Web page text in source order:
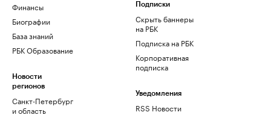
Финансы
Биографии
База знаний
РБК Образование
Новости
регионов
Санкт-Петербург
и область
Подписки
Скрыть баннеры
на РБК
Подписка на РБК
Корпоративная
подписка
Уведомления
RSS Новости